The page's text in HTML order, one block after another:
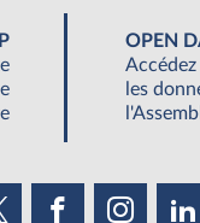
OPEN
les